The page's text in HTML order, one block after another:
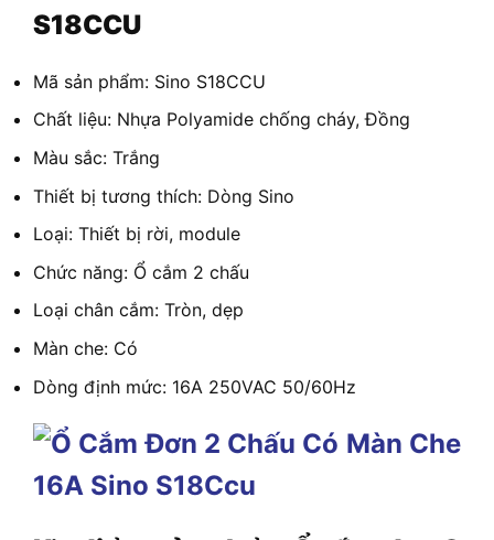
S18CCU
Mã sản phẩm: Sino S18CCU
Chất liệu: Nhựa Polyamide chống cháy, Đồng
Màu sắc: Trắng
Thiết bị tương thích: Dòng Sino
Loại: Thiết bị rời, module
Chức năng: Ổ cắm 2 chấu
Loại chân cắm: Tròn, dẹp
Màn che: Có
Dòng định mức: 16A 250VAC 50/60Hz